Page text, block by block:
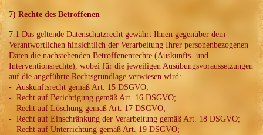
7) Rechte des Betroffenen
7.1 Das geltende Datenschutzrecht gewährt Ihnen gegenüber dem
Verantwortlichen hinsichtlich der Verarbeitung Ihrer personenbezogenen
Daten die nachstehenden Betroffenenrechte (Auskunfts- und
Interventionsrechte), wobei für die jeweiligen Ausübungsvoraussetzungen
auf die angeführte Rechtsgrundlage verwiesen wird:
- Auskunftsrecht gemäß Art. 15 DSGVO;
- Recht auf Berichtigung gemäß Art. 16 DSGVO;
- Recht auf Löschung gemäß Art. 17 DSGVO;
- Recht auf Einschränkung der Verarbeitung gemäß Art. 18 DSGVO;
- Recht auf Unterrichtung gemäß Art. 19 DSGVO;